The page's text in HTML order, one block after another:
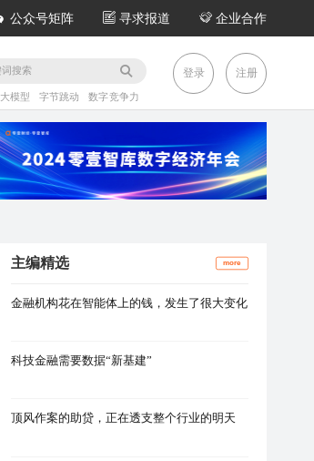
公众号矩阵 寻求报道 企业合作
大模型 字节跳动 数字竞争力
登录 注册
主编精选 more
金融机构花在智能体上的钱，发生了很大变化
科技金融需要数据“新基建”
顶风作案的助贷，正在透支整个行业的明天